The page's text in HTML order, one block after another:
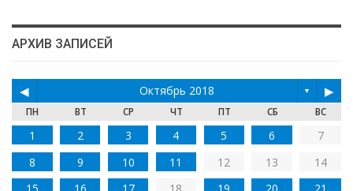
АРХИВ ЗАПИСЕЙ
◀ Октябрь 2018 ▼ ▶
ПН ВТ СР ЧТ ПТ СБ ВС
1 2 3 4 5 6
7
8
9 10 11 12 13
14